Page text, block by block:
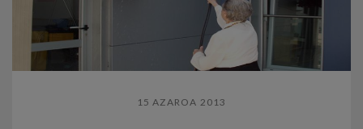
15 AZAROA 2013